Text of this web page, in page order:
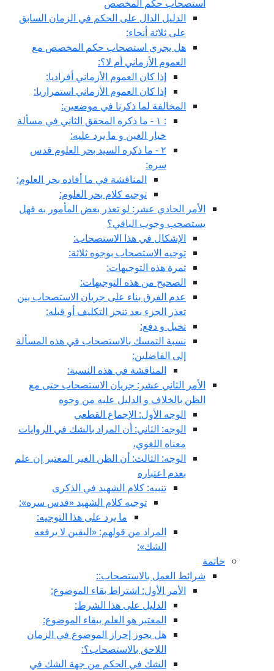
استصحاب حكم المخصص
الدليل الدال على الحكم في الزمان السابق
على ثلاثة أنحاء:
هل يجري استصحاب حكم المخصص مع
العموم الأزماني أم لا؟:
إذا كان العموم الأزماني أفراديا:
إذا كان العموم الأزماني استمراريا:
المخالفة لما ذكرنا في موضعين:
: ١ - ما ذكره المحقق الثاني في مسألة
خيار الغبن و ما يرد عليه:
٢ - ما ذكره السيد بحر العلوم قدس
سره:
المناقشة في ما أفاده بحر العلوم:
توجيه كلام بحر العلوم:
الأمر الحادي عشر: لو تعذر بعض المأمور به فهل
يستصحب وجوب الباقي؟
الإشكال في هذا الاستصحاب:
توجيه الاستصحاب بوجوه ثلاثة:
ثمرة هذه التوجيهات:
الصحيح من هذه التوجيهات:
عدم الفرق بناء على جريان الاستصحاب بين
تعذر الجزء بعد تنجز التكليف أو قبله:
تخيل و دفع:
نسبة التمسك بالاستصحاب في هذه المسألة
إلى الفاضلين:
المناقشة في هذه النسبة:
الأمر الثاني عشر: جريان الاستصحاب حتى مع
الظن بالخلاف و الدليل عليه من وجوه
الوجه الأول: الإجماع القطعي
الوجه: الثاني: أن المراد بالشك في الروايات
معناه اللغوي،
الوجه: الثالث: أن الظن الغير المعتبر إن علم
بعدم اعتباره
تنبيه: كلام الشهيد في الذكرى
توجيه كلام الشهيد «قدس سره»:
ما يرد على هذا التوجيه:
المراد من قولهم: «اليقين لا يرفعه
الشك»:
خاتمة
شرائط العمل بالاستصحاب::
الأمر الأول: اشتراط بقاء الموضوع:
الدليل على هذا الشرط:
المعتبر هو العلم ببقاء الموضوع:
هل يجوز إحراز الموضوع في الزمان
اللاحق بالاستصحاب؟:
الشك في الحكم من جهة الشك في